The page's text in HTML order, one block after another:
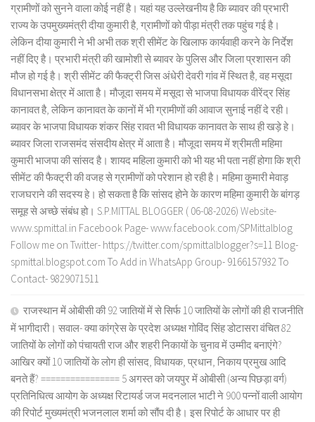
ग्रामीणों को सुनने वाला कोई नहीं है। यहां यह उल्लेखनीय है कि ब्यावर की प्रभारी
राज्य के उपमुख्यमंत्री दीया कुमारी है, ग्रामीणों को पीड़ा मंत्री तक पहुंच गई है।
लेकिन दीया कुमारी ने भी अभी तक श्री सीमेंट के खिलाफ कार्यवाही करने के निर्देश
नहीं दिए है। प्रभारी मंत्री की खामोशी से ब्यावर के पुलिस और जिला प्रशासन की
मौज हो गई है। श्री सीमेंट की फैक्ट्री जिस अंधेरी देवरी गांव में स्थित है, वह मसूदा
विधानसभा क्षेत्र में आता है। मौजूदा समय में मसूदा से भाजपा विधायक वीरेंद्र सिंह
कानावत है, लेकिन कानावत के कानों में भी ग्रामीणों की आवाज सुनाई नहीं दे रही।
ब्यावर के भाजपा विधायक शंकर सिंह रावत भी विधायक कानावत के साथ ही खड़े हे।
ब्यावर जिला राजसमंद संसदीय क्षेत्र में आता है। मौजूदा समय में श्रीमती महिमा
कुमारी भाजपा की सांसद है। शायद महिला कुमारी को भी यह भी पता नहीं होगा कि श्री
सीमेंट की फैक्ट्री की वजह से ग्रामीणों को परेशान हो रही है। महिमा कुमारी मेवाड़
राजघराने की सदस्य हे। हो सकता है कि सांसद होने के कारण महिमा कुमारी के बांगड़
समूह से अच्छे संबंध हो। S.P.MITTAL BLOGGER ( 06-08-2026) Website-
www.spmittal.in Facebook Page- www.facebook.com/SPMittalblog
Follow me on Twitter- https://twitter.com/spmittalblogger?s=11 Blog-
spmittal.blogspot.com To Add in WhatsApp Group- 9166157932 To
Contact- 9829071511
राजस्थान में ओबीसी की 92 जातियों में से सिर्फ 10 जातियों के लोगों की ही राजनीति
में भागीदारी। सवाल- क्या कांग्रेस के प्रदेश अध्यक्ष गोविंद सिंह डोटासरा वंचित 82
जातियों के लोगों को पंचायती राज और शहरी निकायों के चुनाव में उम्मीद बनाएंगे?
आखिर क्यों 10 जातियों के लोग ही सांसद, विधायक, प्रधान, निकाय प्रमुख आदि
बनते हैं? ================ 5 अगस्त को जयपुर में ओबीसी (अन्य पिछड़ा वर्ग)
प्रतिनिधित्व आयोग के अध्यक्ष रिटायर्ड जज मदनलाल भाटी ने 900 पन्नों वाली आयोग
की रिपोर्ट मुख्यमंत्री भजनलाल शर्मा को सौंप दी है। इस रिपोर्ट के आधार पर ही